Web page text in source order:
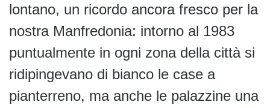
lontano, un ricordo ancora fresco per la
nostra Manfredonia: intorno al 1983
puntualmente in ogni zona della città si
ridipingevano di bianco le case a
pianterreno, ma anche le palazzine una